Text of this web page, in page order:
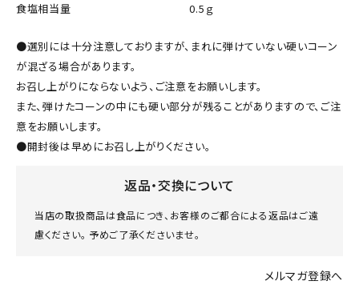
食塩相当量
0.5ｇ
●選別には十分注意しておりますが、まれに弾けていない硬いコーン
が混ざる場合があります。
お召し上がりにならないよう、ご注意をお願いします。
また、弾けたコーンの中にも硬い部分が残ることがありますので、ご注
意をお願いします。
●開封後は早めにお召し上がりください。
返品・交換について
当店の取扱商品は食品につき、お客様のご都合による返品はご遠
慮ください。 予めご了承くださいませ。
メルマガ登録へ